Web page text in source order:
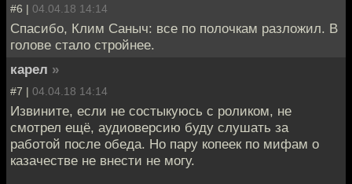
#6 | 04.04.18 14:14
Спасибо, Клим Саныч: все по полочкам разложил. В
голове стало стройнее.
карел »
#7 | 04.04.18 14:14
Извините, если не состыкуюсь с роликом, не
смотрел ещё, аудиоверсию буду слушать за
работой после обеда. Но пару копеек по мифам о
казачестве не внести не могу.